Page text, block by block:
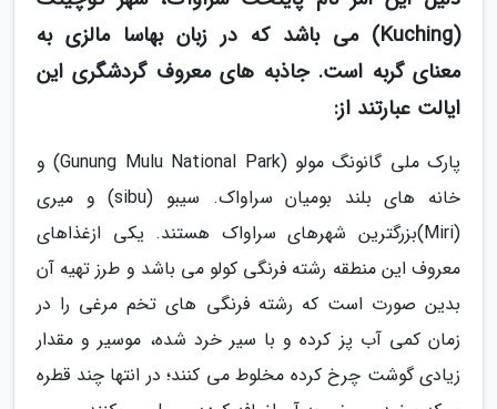
(Kuching) می باشد که در زبان بهاسا مالزی به
معنای گربه است. جاذبه های معروف گردشگری این
ایالت عبارتند از:
پارک ملی گانونگ مولو (Gunung Mulu National Park) و
خانه های بلند بومیان سراواک. سیبو (sibu) و میری
(Miri)بزرگترین شهرهای سراواک هستند. یکی ازغذاهای
معروف این منطقه رشته فرنگی کولو می باشد و طرز تهیه آن
بدین صورت است که رشته فرنگی های تخم مرغی را در
زمان کمی آب پز کرده و با سیر خرد شده، موسیر و مقدار
زیادی گوشت چرخ کرده مخلوط می کنند؛ در انتها چند قطره